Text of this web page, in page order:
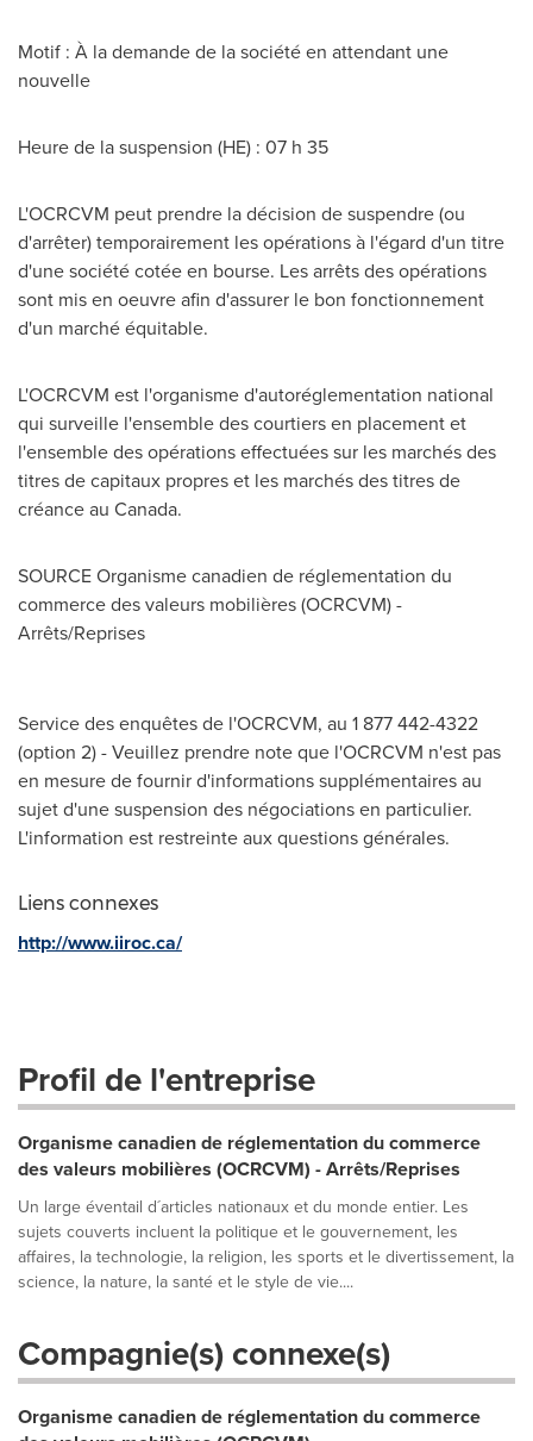
Motif : À la demande de la société en attendant une
nouvelle
Heure de la suspension (HE) : 07 h 35
L'OCRCVM peut prendre la décision de suspendre (ou
d'arrêter) temporairement les opérations à l'égard d'un titre
d'une société cotée en bourse. Les arrêts des opérations
sont mis en oeuvre afin d'assurer le bon fonctionnement
d'un marché équitable.
L'OCRCVM est l'organisme d'autoréglementation national
qui surveille l'ensemble des courtiers en placement et
l'ensemble des opérations effectuées sur les marchés des
titres de capitaux propres et les marchés des titres de
créance au Canada.
SOURCE Organisme canadien de réglementation du
commerce des valeurs mobilières (OCRCVM) -
Arrêts/Reprises
Service des enquêtes de l'OCRCVM, au 1 877 442-4322
(option 2) - Veuillez prendre note que l'OCRCVM n'est pas
en mesure de fournir d'informations supplémentaires au
sujet d'une suspension des négociations en particulier.
L'information est restreinte aux questions générales.
Liens connexes
http://www.iiroc.ca/
Profil de l'entreprise
Organisme canadien de réglementation du commerce
des valeurs mobilières (OCRCVM) - Arrêts/Reprises
Un large éventail d´articles nationaux et du monde entier. Les
sujets couverts incluent la politique et le gouvernement, les
affaires, la technologie, la religion, les sports et le divertissement, la
science, la nature, la santé et le style de vie....
Compagnie(s) connexe(s)
Organisme canadien de réglementation du commerce